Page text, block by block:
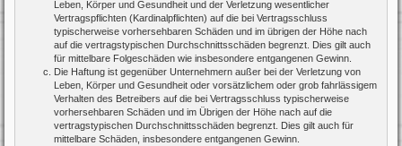
Leben, Körper und Gesundheit und der Verletzung wesentlicher
Vertragspflichten (Kardinalpflichten) auf die bei Vertragsschluss
typischerweise vorhersehbaren Schäden und im übrigen der Höhe nach
auf die vertragstypischen Durchschnittsschäden begrenzt. Dies gilt auch
für mittelbare Folgeschäden wie insbesondere entgangenen Gewinn.
Die Haftung ist gegenüber Unternehmern außer bei der Verletzung von
Leben, Körper und Gesundheit oder vorsätzlichem oder grob fahrlässigem
Verhalten des Betreibers auf die bei Vertragsschluss typischerweise
vorhersehbaren Schäden und im Übrigen der Höhe nach auf die
vertragstypischen Durchschnittsschäden begrenzt. Dies gilt auch für
mittelbare Schäden, insbesondere entgangenen Gewinn.